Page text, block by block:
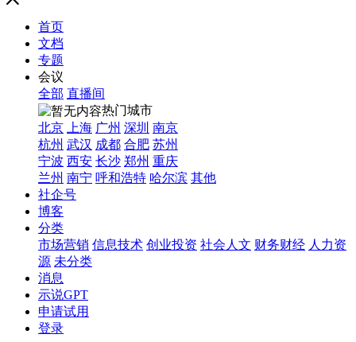
首页
文档
专题
会议
全部 直播间
热门城市
北京
上海 广州 深圳 南京
杭州 武汉 成都 合肥 苏州
宁波 西安 长沙 郑州 重庆
兰州 南宁 呼和浩特 哈尔滨 其他
社企号
博客
分类
市场营销 信息技术 创业投资 社会人文 财务财经 人力资
源 未分类
消息
示说GPT
申请试用
登录